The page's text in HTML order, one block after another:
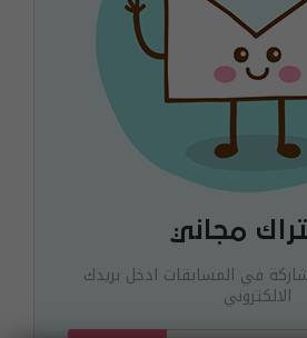
مجاني
في المسابقات ادخل بريدك
الالكتروني